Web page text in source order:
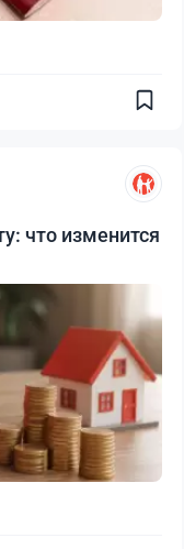
что изменится